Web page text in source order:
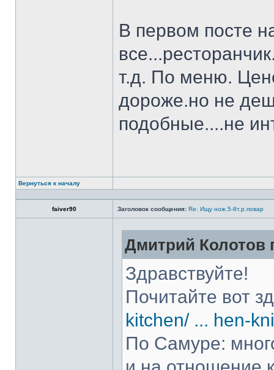
В первом посте
т.д. По меню.
дороже.но не
подобные....не
Вернуться к началу
faiver90 Заголовок сообщения: Re: Ищу нож.5-8т.р.повар
Дмитрий Колотов
Здравствуйте!
Почитайте вот
kitchen/ ... hen-
По Самуре: